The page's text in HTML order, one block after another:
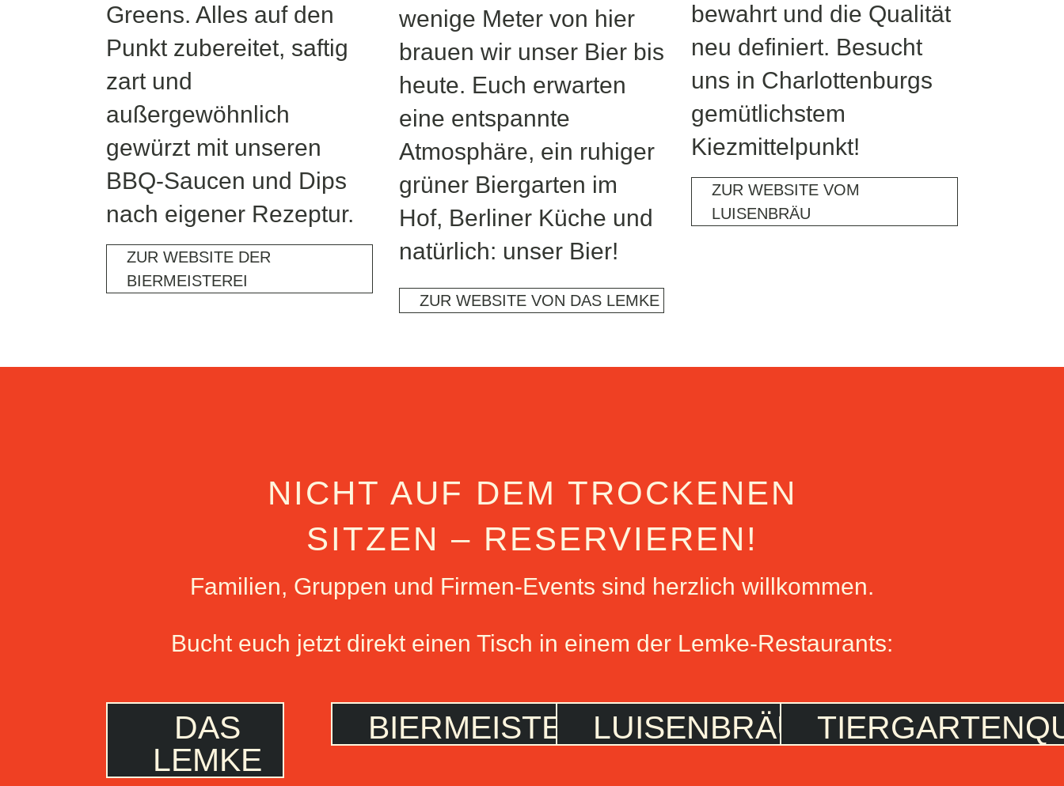
Greens. Alles auf den
Punkt zubereitet, saftig
zart und
außergewöhnlich
gewürzt mit unseren
BBQ-Saucen und Dips
nach eigener Rezeptur.
ZUR WEBSITE DER
BIERMEISTEREI
wenige Meter von hier
brauen wir unser Bier bis
heute. Euch erwarten
eine entspannte
Atmosphäre, ein ruhiger
grüner Biergarten im
Hof, Berliner Küche und
natürlich: unser Bier!
ZUR WEBSITE VON DAS LEMKE
bewahrt und die Qualität
neu definiert. Besucht
uns in Charlottenburgs
gemütlichstem
Kiezmittelpunkt!
ZUR WEBSITE VOM
LUISENBRÄU
NICHT AUF DEM TROCKENEN
SITZEN – RESERVIEREN!
Familien, Gruppen und Firmen-Events sind herzlich willkommen.
Bucht euch jetzt direkt einen Tisch in einem der Lemke-Restaurants:
DAS
LEMKE
BIERMEISTEREILUISENBRÄU